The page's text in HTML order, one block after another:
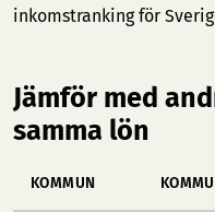
inkomstranking för
Jämför med
samma lön
KOMMUN